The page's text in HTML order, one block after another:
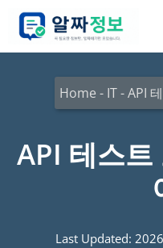
Home - IT-API
API 테스
Last Updated: